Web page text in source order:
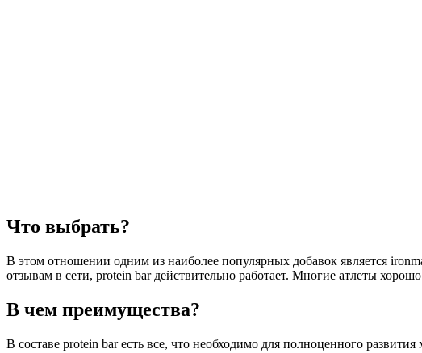
Что выбрать?
В этом отношении одним из наиболее популярных добавок является
отзывам в сети, protein bar действительно работает. Многие атлеты
В чем преимущества?
В составе protein bar есть все, что необходимо для полноценного